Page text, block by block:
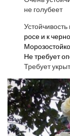
не голубеет
росе и к
Не требует
Требует